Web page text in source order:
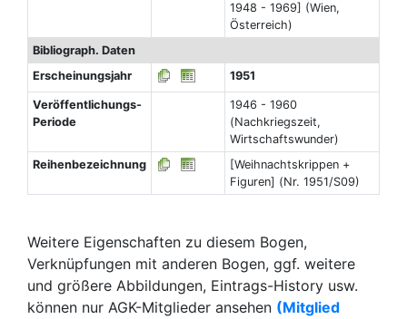
1948 - 1969] (Wien,
Österreich)
Bibliograph. Daten
Erscheinungsjahr
1951
Veröffentlichungs-
Periode
1946 - 1960
(Nachkriegszeit,
Wirtschaftswunder)
Reihenbezeichnung
[Weihnachtskrippen +
Figuren] (Nr. 1951/S09)
Weitere Eigenschaften zu diesem Bogen,
Verknüpfungen mit anderen Bogen, ggf. weitere
und größere Abbildungen, Eintrags-History usw.
können nur AGK-Mitglieder ansehen (Mitglied